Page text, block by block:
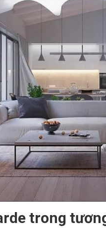
trong